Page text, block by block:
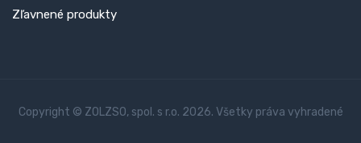
Zľavnené produkty
Copyright © ZOLZSO, spol. s r.o. 2026. Všetky práva vyhradené